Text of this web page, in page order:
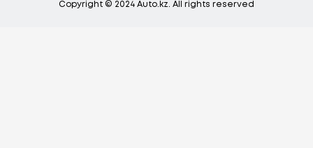
Copyright © 2024 Auto.kz. All rights reserved